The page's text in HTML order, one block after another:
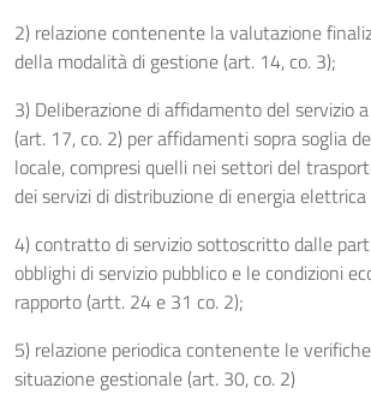
2) relazione contenente la valutazione
della modalità di gestione (art. 14, co. 3);
3) Deliberazione di affidamento del servizio
(art. 17, co. 2) per affidamenti sopra soglia
locale, compresi quelli nei settori del
dei servizi di distribuzione di energia
4) contratto di servizio sottoscritto dalle
obblighi di servizio pubblico e le condizioni
rapporto (artt. 24 e 31 co. 2);
5) relazione periodica contenente le
situazione gestionale (art. 30, co. 2)